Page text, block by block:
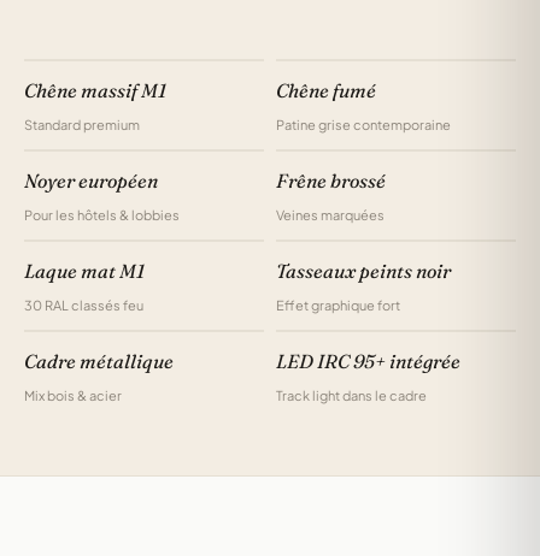
Chêne massif M1
Standard premium
Chêne fumé
Patine grise contemporaine
Noyer européen
Pour les hôtels & lobbies
Frêne brossé
Veines marquées
Laque mat M1
30 RAL classés feu
Tasseaux peints noir
Effet graphique fort
Cadre métallique
Mix bois & acier
LED IRC 95+ intégrée
Track light dans le cadre